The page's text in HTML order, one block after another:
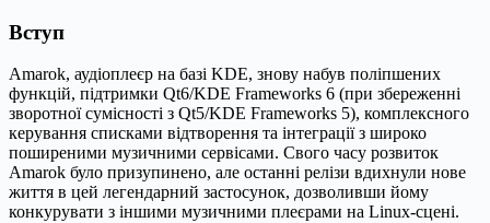
Вступ
Amarok, аудіоплеєр на базі KDE, знову набув поліпшених
функцій, підтримки Qt6/KDE Frameworks 6 (при збереженні
зворотної сумісності з Qt5/KDE Frameworks 5), комплексного
керування списками відтворення та інтеграції з широко
поширеними музичними сервісами. Свого часу розвиток
Amarok було призупинено, але останні релізи вдихнули нове
життя в цей легендарний застосунок, дозволивши йому
конкурувати з іншими музичними плеєрами на Linux-сцені.